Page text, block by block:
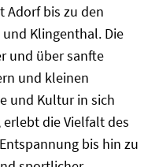
Adorf bis zu den
Klingenthal. Die
und über sanfte
und kleinen
und Kultur in sich
die Vielfalt des
bis hin zu